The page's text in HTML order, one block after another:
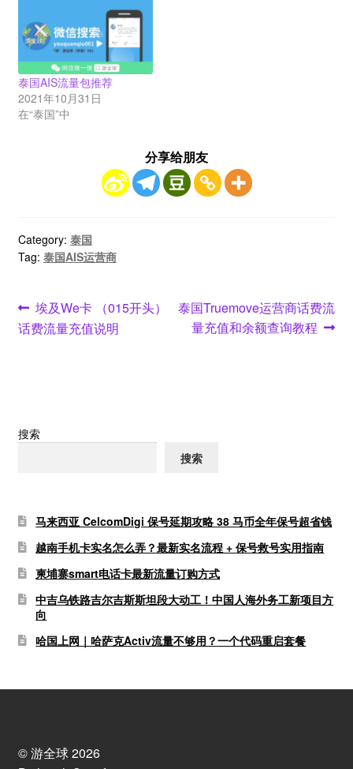
泰国AIS流量包推荐
2021年10月31日
在“泰国”中
分享给朋友
Category: 泰国
Tag: 泰国AIS运营商
文
章
Previous
post:
埃及We卡 （015开头）
话费流量充值说明
Next
post:
泰国Truemove运营商话费流
量充值和余额查询教程
搜索
搜索
马来西亚 CelcomDigi 保号延期攻略 38 马币全年保号超省钱
越南手机卡实名怎么弄？最新实名流程 + 保号救号实用指南
柬埔寨smart电话卡最新流量订购方式
中吉乌铁路吉尔吉斯斯坦段大动工！中国人海外务工新项目方
向
哈国上网｜哈萨克Activ流量不够用？一个代码重启套餐
© 游全球 2026